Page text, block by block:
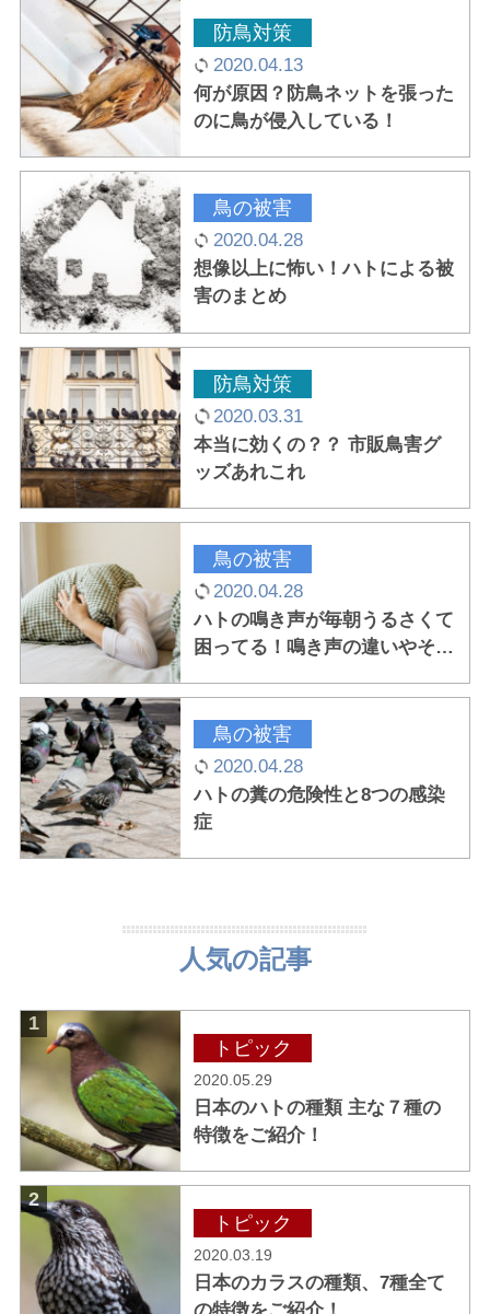
防鳥対策
2020.04.13
何が原因？防鳥ネットを張った
のに鳥が侵入している！
鳥の被害
2020.04.28
想像以上に怖い！ハトによる被
害のまとめ
防鳥対策
2020.03.31
本当に効くの？？ 市販鳥害グ
ッズあれこれ
鳥の被害
2020.04.28
ハトの鳴き声が毎朝うるさくて
困ってる！鳴き声の違いやその
鳥の被害
2020.04.28
ハトの糞の危険性と8つの感染
症
人気の記事
1
トピック
2020.05.29
日本のハトの種類 主な７種の
特徴をご紹介！
2
トピック
2020.03.19
日本のカラスの種類、7種全て